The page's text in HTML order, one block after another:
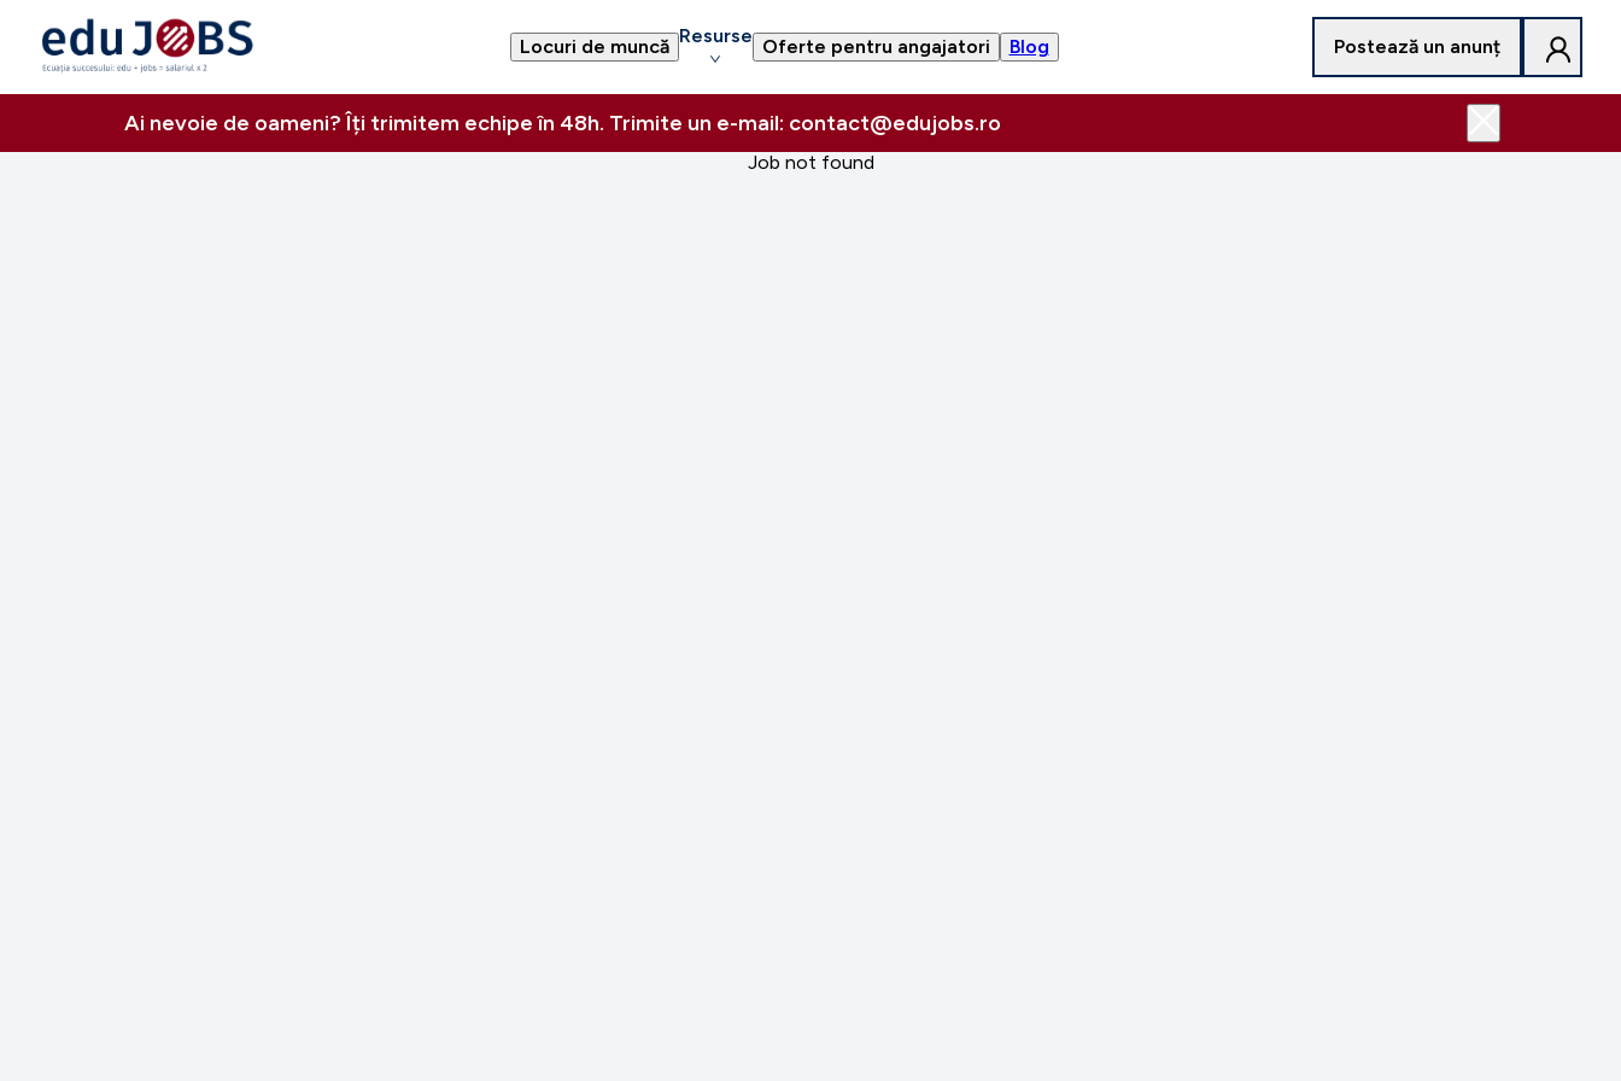
Locuri de muncă Resurse Oferte pentru angajatori Blog Postează un anunț
Ai nevoie de oameni? Îți trimitem echipe în 48h. Trimite un e-mail: contact@edujobs.ro
Job not found